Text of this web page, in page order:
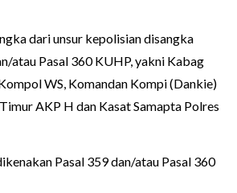
dari unsur kepolisian disangka
atau Pasal 360 KUHP, yakni Kabag
WS, Komandan Kompi (Dankie)
AKP H dan Kasat Samapta Polres
Pasal 359 dan/atau Pasal 360